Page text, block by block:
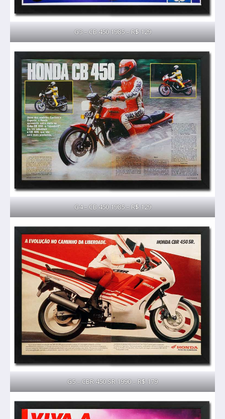
G3 – CB 450 1985 – R$ 129
G4 – CB 450 1985 – R$ 129
G5 – CBR 450 SR 1990 – R$ 179